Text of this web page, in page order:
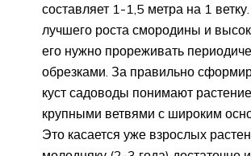
составляет 1-1,5 метра на 1
лучшего роста смородины и
его нужно прореживать
обрезками. За правильно
куст садоводы понимают
крупными ветвями с широким
Это касается уже взрослых